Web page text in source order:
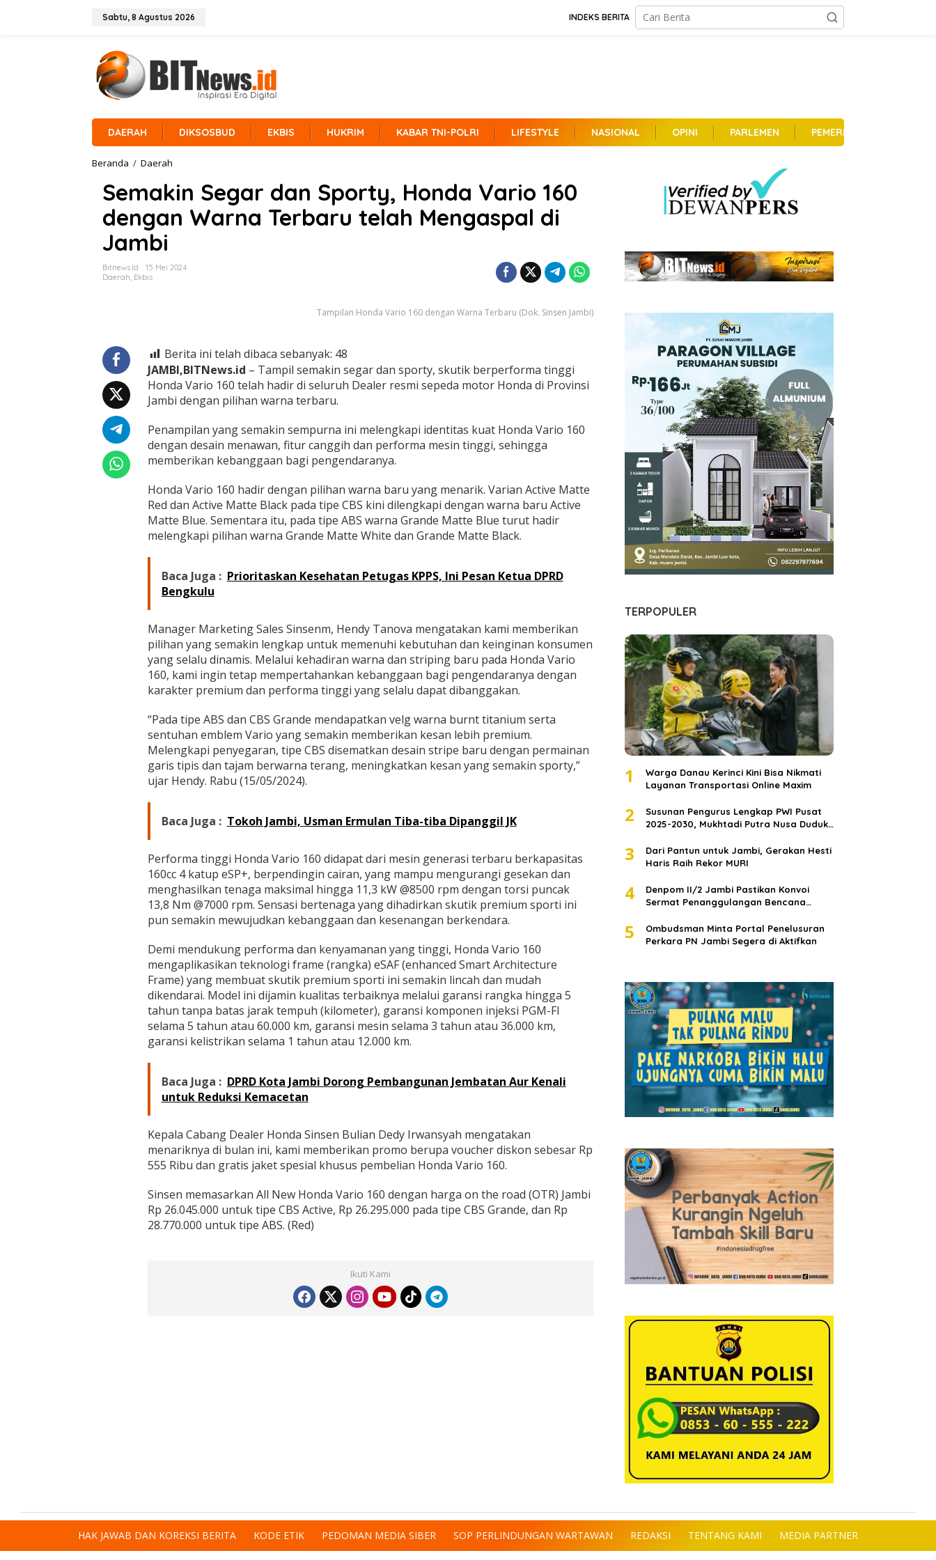
Sabtu, 8 Agustus 2026 INDEKS BERITA
DAERAH DIKSOSBUD EKBIS HUKRIM KABAR TNI-POLRI LIFESTYLE NASIONAL OPINI PARLEMEN PEMERINTAHAN
Beranda / Daerah
m
a
k
i
e
S
p
o
r
t
,
o
n
a
V
r
i
6
0
n
g
a
n
W
a
n
a
T
e
r
b
t
a
h
M
e
n
g
s
p
a
l
d
i
J
a
i
Semakin Segar dan Sporty, Honda Vario 160
dengan Warna Terbaru telah Mengaspal di
Jambi
Bitnews.id
15 Mei 2024
Daerah, Ekbis
Tampilan Honda Vario 160 dengan Warna Terbaru (Dok. Sinsen Jambi)
Berita ini telah dibaca sebanyak: 48
JAMBI,BITNews.id – Tampil semakin segar dan sporty, skutik berperforma tinggi
Honda Vario 160 telah hadir di seluruh Dealer resmi sepeda motor Honda di Provinsi
Jambi dengan pilihan warna terbaru.
Penampilan yang semakin sempurna ini melengkapi identitas kuat Honda Vario 160
dengan desain menawan, fitur canggih dan performa mesin tinggi, sehingga
memberikan kebanggaan bagi pengendaranya.
Honda Vario 160 hadir dengan pilihan warna baru yang menarik. Varian Active Matte
Red dan Active Matte Black pada tipe CBS kini dilengkapi dengan warna baru Active
Matte Blue. Sementara itu, pada tipe ABS warna Grande Matte Blue turut hadir
melengkapi pilihan warna Grande Matte White dan Grande Matte Black.
Baca Juga : Prioritaskan Kesehatan Petugas KPPS, Ini Pesan Ketua DPRD
Bengkulu
Manager Marketing Sales Sinsenm, Hendy Tanova mengatakan kami memberikan
pilihan yang semakin lengkap untuk memenuhi kebutuhan dan keinginan konsumen
yang selalu dinamis. Melalui kehadiran warna dan striping baru pada Honda Vario
160, kami ingin tetap mempertahankan kebanggaan bagi pengendaranya dengan
karakter premium dan performa tinggi yang selalu dapat dibanggakan.
“Pada tipe ABS dan CBS Grande mendapatkan velg warna burnt titanium serta
sentuhan emblem Vario yang semakin memberikan kesan lebih premium.
Melengkapi penyegaran, tipe CBS disematkan desain stripe baru dengan permainan
garis tipis dan tajam berwarna terang, meningkatkan kesan yang semakin sporty,”
ujar Hendy. Rabu (15/05/2024).
Baca Juga : Tokoh Jambi, Usman Ermulan Tiba-tiba Dipanggil JK
Performa tinggi Honda Vario 160 didapat dari mesin generasi terbaru berkapasitas
160cc 4 katup eSP+, berpendingin cairan, yang mampu mengurangi gesekan dan
menghasilkan tenaga maksimal hingga 11,3 kW @8500 rpm dengan torsi puncak
13,8 Nm @7000 rpm. Sensasi bertenaga yang dihadirkan skutik premium sporti ini
pun semakin mewujudkan kebanggaan dan kesenangan berkendara.
Demi mendukung performa dan kenyamanan yang tinggi, Honda Vario 160
mengaplikasikan teknologi frame (rangka) eSAF (enhanced Smart Architecture
Frame) yang membuat skutik premium sporti ini semakin lincah dan mudah
dikendarai. Model ini dijamin kualitas terbaiknya melalui garansi rangka hingga 5
tahun tanpa batas jarak tempuh (kilometer), garansi komponen injeksi PGM-FI
selama 5 tahun atau 60.000 km, garansi mesin selama 3 tahun atau 36.000 km,
garansi kelistrikan selama 1 tahun atau 12.000 km.
Baca Juga : DPRD Kota Jambi Dorong Pembangunan Jembatan Aur Kenali
untuk Reduksi Kemacetan
Kepala Cabang Dealer Honda Sinsen Bulian Dedy Irwansyah mengatakan
menariknya di bulan ini, kami memberikan promo berupa voucher diskon sebesar Rp
555 Ribu dan gratis jaket spesial khusus pembelian Honda Vario 160.
Sinsen memasarkan All New Honda Vario 160 dengan harga on the road (OTR) Jambi
Rp 26.045.000 untuk tipe CBS Active, Rp 26.295.000 pada tipe CBS Grande, dan Rp
28.770.000 untuk tipe ABS. (Red)
Ikuti Kami
TERPOPULER
1
Warga Danau Kerinci Kini Bisa Nikmati
Layanan Transportasi Online Maxim
2
Susunan Pengurus Lengkap PWI Pusat
2025-2030, Mukhtadi Putra Nusa Duduki
3
Dari Pantun untuk Jambi, Gerakan Hesti
Haris Raih Rekor MURI
4
Denpom II/2 Jambi Pastikan Konvoi
Sermat Penanggulangan Bencana
5
Ombudsman Minta Portal Penelusuran
Perkara PN Jambi Segera di Aktifkan
HAK JAWAB DAN KOREKSI BERITA KODE ETIK PEDOMAN MEDIA SIBER SOP PERLINDUNGAN WARTAWAN REDAKSI TENTANG KAMI MEDIA PARTNER